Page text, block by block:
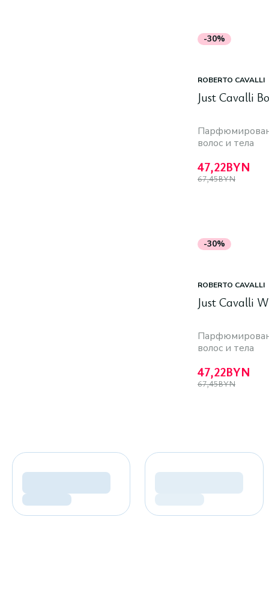
-30%
ROBERTO CAVALLI
Just Cavalli
волос и тела
47,22BYN
67,45BYN
-30%
ROBERTO CAVALLI
Just Cavalli
волос и тела
47,22BYN
67,45BYN